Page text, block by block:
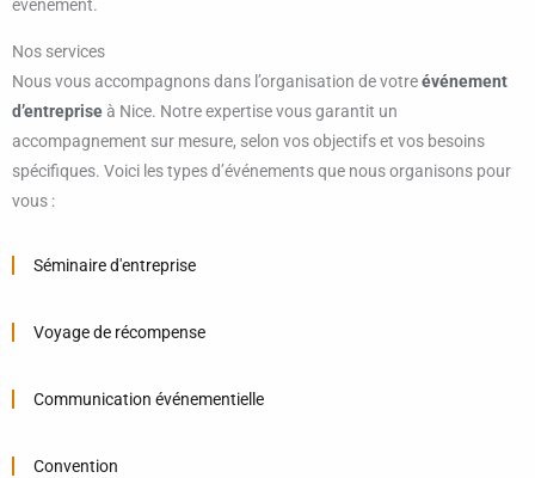
événement.
Nos services
Nous vous accompagnons dans l’organisation de votreévénement
d’entrepriseà Nice. Notre expertise vous garantit un
accompagnement sur mesure, selon vos objectifs et vos besoins
spécifiques. Voici les types d’événements que nous organisons pour
vous :
Séminaire d'entreprise
Voyage de récompense
Communication événementielle
Convention